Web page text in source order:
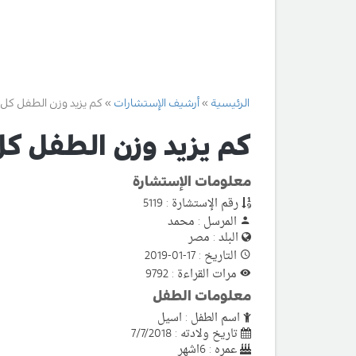
الرئيسية أرشيف الإستشارات كم يزيد وزن الطفل
كم يزيد وزن الطفل
معلومات الإستشارة
رقم الإستشارة : 5119
المرسل : محمد
البلد : مصر
التاريخ : 17-01-2019
مرات القراءة : 9792
معلومات الطفل
اسم الطفل : اسيل
تاريخ ولادته : 7/7/2018
عمره : 6اشهر